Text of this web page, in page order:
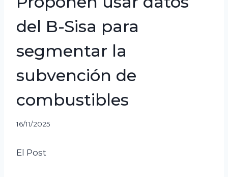
del B-Sisa para
segmentar la
subvención de
combustibles
16/11/2025
El Post